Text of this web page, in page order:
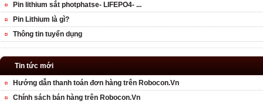
Pin lithium sắt photphatse- LIFEPO4- ...
Pin Lithium là gì?
Thông tin tuyển dụng
Tin tức mới
Hướng dẫn thanh toán đơn hàng trên Robocon.Vn
Chính sách bán hàng trên Robocon.Vn